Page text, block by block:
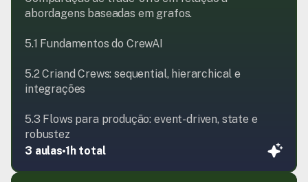
abordagens baseadas em grafos.
5.1 Fundamentos do CrewAI
5.2 Criand Crews: sequential, hierarchical e
integrações
5.3 Flows para produção: event-driven, state e
robustez
3 aulas 1h total